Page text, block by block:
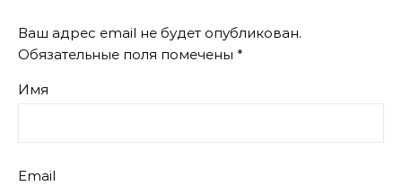
Ваш адрес email не будет опубликован.
Обязательные поля помечены *
Имя
Email